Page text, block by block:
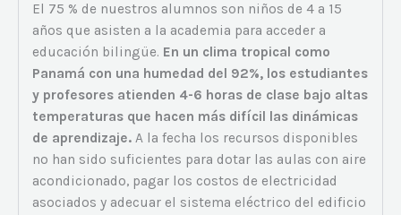
El 75 % de nuestros alumnos son niños de 4 a 15
años que asisten a la academia para acceder a
educación bilingüe. En un clima tropical como
Panamá con una humedad del 92%, los estudiantes
y profesores atienden 4-6 horas de clase bajo altas
temperaturas que hacen más difícil las dinámicas
de aprendizaje. A la fecha los recursos disponibles
no han sido suficientes para dotar las aulas con aire
acondicionado, pagar los costos de electricidad
asociados y adecuar el sistema eléctrico del edificio